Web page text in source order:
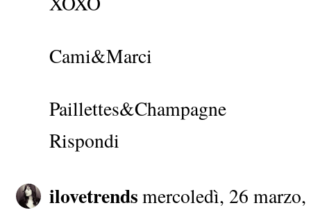
Cami&Marci
Paillettes&Champagne
Rispondi
ilovetrendsmercoledì, 26